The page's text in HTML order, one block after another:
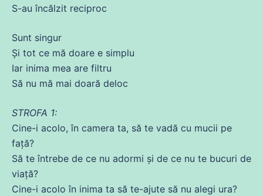
S-au încălzit reciproc
Sunt singur
Și tot ce mă doare e simplu
Iar inima mea are filtru
Să nu mă mai doară deloc
STROFA 1:
Cine-i acolo, în camera ta, să te vadă cu mucii pe
față?
Să te întrebe de ce nu adormi și de ce nu te bucuri de
viață?
Cine-i acolo în inima ta să te-ajute să nu alegi ura?